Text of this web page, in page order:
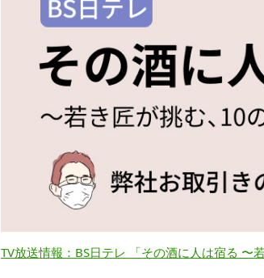
TV放送情報：BS日テレ 「その酒に⼈は宿る 〜